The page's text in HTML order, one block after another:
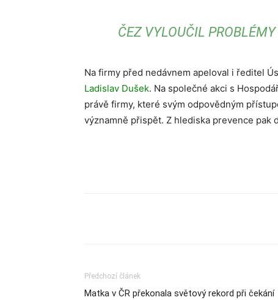
ČEZ VYLOUČIL
Na firmy před nedávnem apeloval i ředitel
Ladislav Dušek. Na společné akci s
právě firmy, které svým odpovědným
významně přispět. Z hlediska prevence
Předchozí článek
Matka v ČR překonala světový rekord při čekání